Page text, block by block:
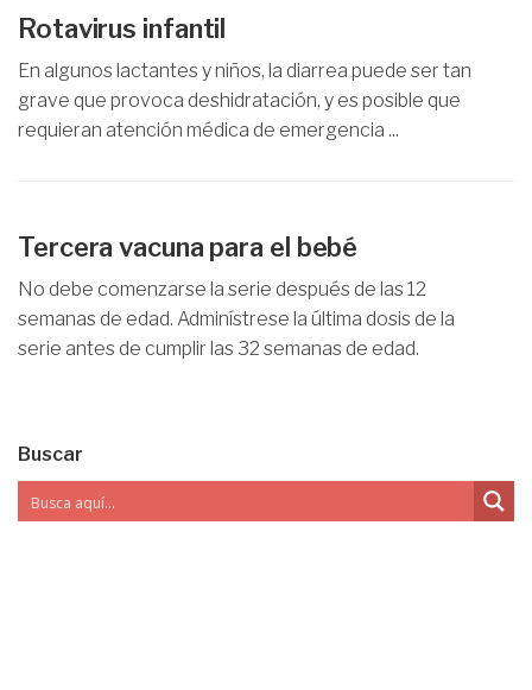
Rotavirus infantil
En algunos lactantes y niños, la diarrea puede ser tan
grave que provoca deshidratación, y es posible que
requieran atención médica de emergencia ...
Tercera vacuna para el bebé
No debe comenzarse la serie después de las 12
semanas de edad. Adminístrese la última dosis de la
serie antes de cumplir las 32 semanas de edad.
Buscar